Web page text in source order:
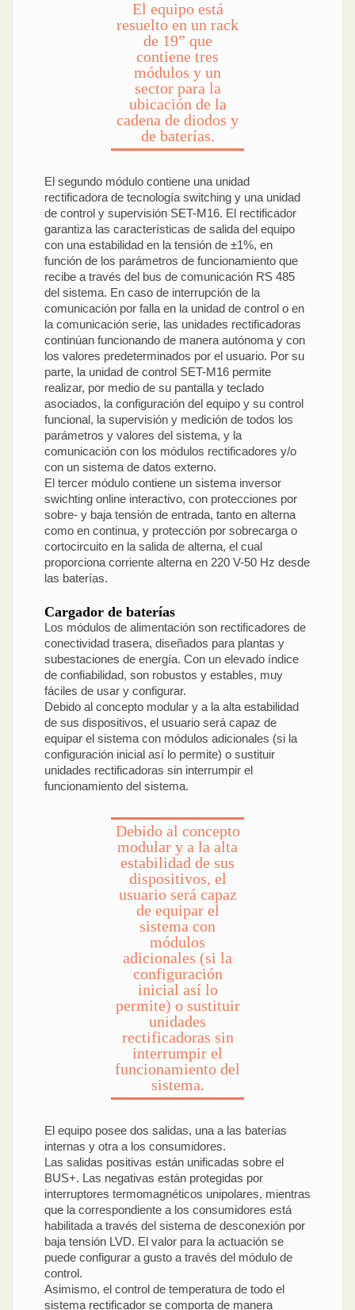
El equipo está
resuelto en un rack
de 19” que
contiene tres
módulos y un
sector para la
ubicación de la
cadena de diodos y
de baterías.
El segundo módulo contiene una unidad
rectificadora de tecnología switching y una unidad
de control y supervisión SET-M16. El rectificador
garantiza las características de salida del equipo
con una estabilidad en la tensión de ±1%, en
función de los parámetros de funcionamiento que
recibe a través del bus de comunicación RS 485
del sistema. En caso de interrupción de la
comunicación por falla en la unidad de control o en
la comunicación serie, las unidades rectificadoras
continúan funcionando de manera autónoma y con
los valores predeterminados por el usuario. Por su
parte, la unidad de control SET-M16 permite
realizar, por medio de su pantalla y teclado
asociados, la configuración del equipo y su control
funcional, la supervisión y medición de todos los
parámetros y valores del sistema, y la
comunicación con los módulos rectificadores y/o
con un sistema de datos externo.
El tercer módulo contiene un sistema inversor
swichting online interactivo, con protecciones por
sobre- y baja tensión de entrada, tanto en alterna
como en continua, y protección por sobrecarga o
cortocircuito en la salida de alterna, el cual
proporciona corriente alterna en 220 V-50 Hz desde
las baterías.
Cargador de baterías
Los módulos de alimentación son rectificadores de
conectividad trasera, diseñados para plantas y
subestaciones de energía. Con un elevado índice
de confiabilidad, son robustos y estables, muy
fáciles de usar y configurar.
Debido al concepto modular y a la alta estabilidad
de sus dispositivos, el usuario será capaz de
equipar el sistema con módulos adicionales (si la
configuración inicial así lo permite) o sustituir
unidades rectificadoras sin interrumpir el
funcionamiento del sistema.
Debido al concepto
modular y a la alta
estabilidad de sus
dispositivos, el
usuario será capaz
de equipar el
sistema con
módulos
adicionales (si la
configuración
inicial así lo
permite) o sustituir
unidades
rectificadoras sin
interrumpir el
funcionamiento del
sistema.
El equipo posee dos salidas, una a las baterías
internas y otra a los consumidores.
Las salidas positivas están unificadas sobre el
BUS+. Las negativas están protegidas por
interruptores termomagnéticos unipolares, mientras
que la correspondiente a los consumidores está
habilitada a través del sistema de desconexión por
baja tensión LVD. El valor para la actuación se
puede configurar a gusto a través del módulo de
control.
Asimismo, el control de temperatura de todo el
sistema rectificador se comporta de manera